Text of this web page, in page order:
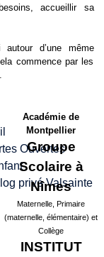
accueillir sa
d’une même
commence par les
Ouvertes
privé Valsainte
Académie de
Montpellier
Groupe
Scolaire à
Nîmes
Maternelle, Primaire
(maternelle, élémentaire) et
Collège
INSTITUT